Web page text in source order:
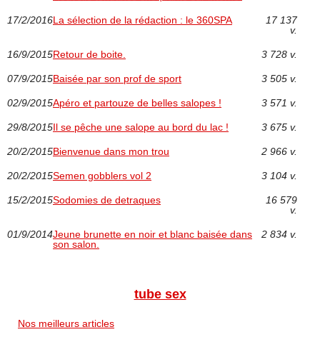
17/2/2016La sélection de la rédaction : le 360SPA
17 137
v.
16/9/2015Retour de boite. 3 728 v.
07/9/2015Baisée par son prof de sport 3 505 v.
02/9/2015Apéro et partouze de belles salopes ! 3 571 v.
29/8/2015Il se pêche une salope au bord du lac ! 3 675 v.
20/2/2015Bienvenue dans mon trou 2 966 v.
20/2/2015Semen gobblers vol 2 3 104 v.
15/2/2015Sodomies de detraques
16 579
v.
01/9/2014Jeune brunette en noir et blanc baisée dans
son salon.
2 834 v.
tube sex
Nos meilleurs articles